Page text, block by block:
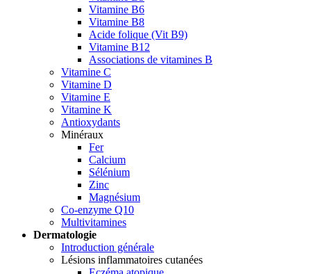
Vitamine B6
Vitamine B8
Acide folique (Vit B9)
Vitamine B12
Associations de vitamines B
Vitamine C
Vitamine D
Vitamine E
Vitamine K
Antioxydants
Minéraux
Fer
Calcium
Sélénium
Zinc
Magnésium
Co-enzyme Q10
Multivitamines
Dermatologie
Introduction générale
Lésions inflammatoires cutanées